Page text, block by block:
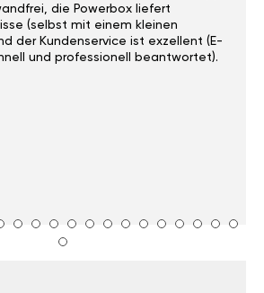
die Powerbox liefert
(selbst mit einem kleinen
der Kundenservice ist exzellent (E-
und professionell beantwortet).